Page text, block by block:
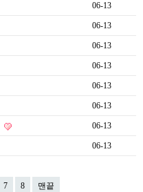
06-13
06-13
06-13
06-13
06-13
06-13
06-13
06-13
7 8 맨끝